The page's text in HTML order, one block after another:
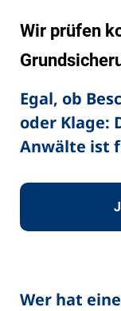
Wir prüfen
Egal, ob
oder Klage:
Anwälte ist
Wer hat